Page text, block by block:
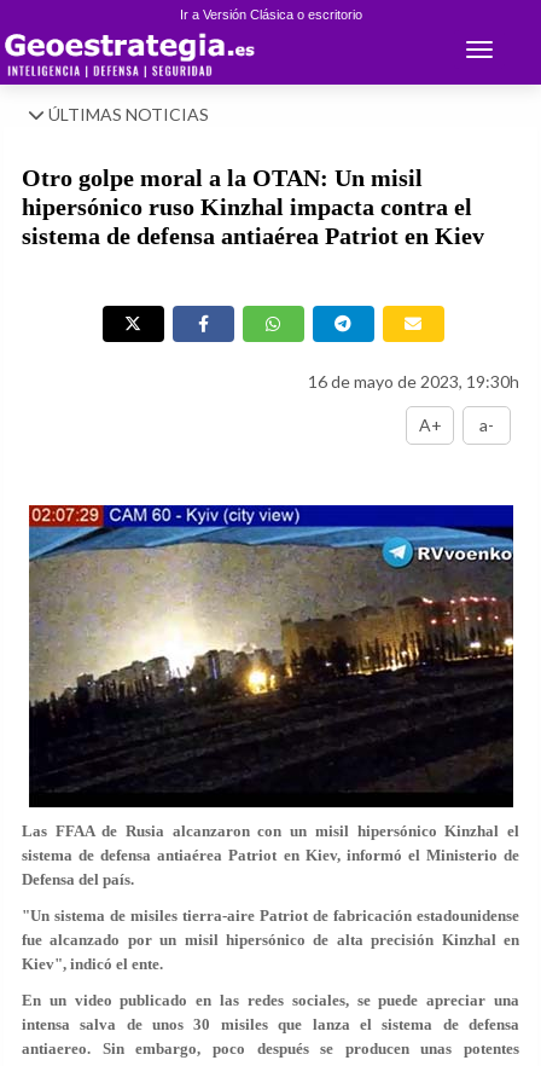
Ir a Versión Clásica o escritorio
Toggle
ÚLTIMAS NOTICIAS
Otro golpe moral a la OTAN: Un misil
hipersónico ruso Kinzhal impacta contra el
sistema de defensa antiaérea Patriot en Kiev
16 de mayo de 2023, 19:30h
A+ a-
Las FFAA de Rusia alcanzaron con un misil hipersónico Kinzhal el
sistema de defensa antiaérea Patriot en Kiev, informó el Ministerio de
Defensa del país.
"Un sistema de misiles tierra-aire Patriot de fabricación estadounidense
fue alcanzado por un misil hipersónico de alta precisión Kinzhal en
Kiev", indicó el ente.
En un video publicado en las redes sociales, se puede apreciar una
intensa salva de unos 30 misiles que lanza el sistema de defensa
antiaereo. Sin embargo, poco después se producen unas potentes